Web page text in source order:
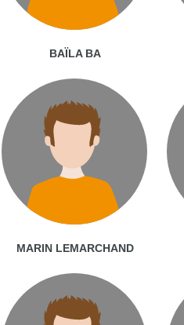
BAÏLA BA
MARIN LEMARCHAND